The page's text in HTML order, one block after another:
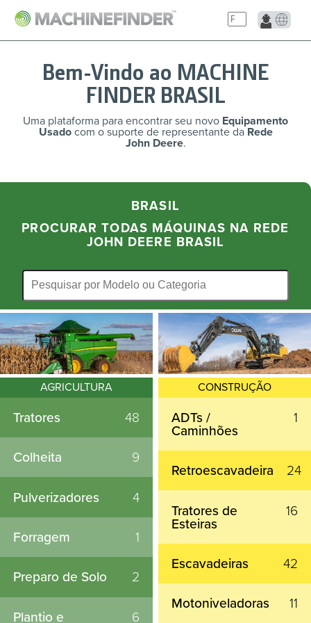
Bem-Vindo ao MACHINE
FINDER BRASIL
Uma plataforma para encontrar seu novo Equipamento
Usadocom o suporte de representante da Rede
John Deere.
BRASIL
PROCURAR TODAS MÁQUINAS NA REDE
JOHN DEERE BRASIL
AGRICULTURA
Tratores 48
Colheita 9
Pulverizadores 4
Forragem 1
Preparo de Solo 2
Plantio e
6
CONSTRUÇÃO
ADTs /
Caminhões
1
Retroescavadeira 24
Tratores de
Esteiras
16
Escavadeiras 42
Motoniveladoras 11